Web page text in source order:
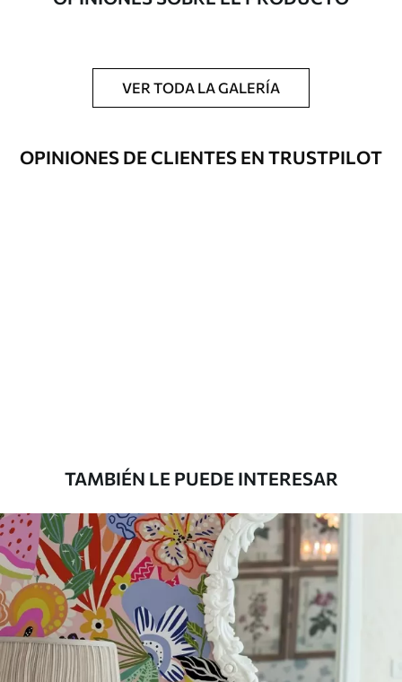
artículo
Impreso bajo pedido y entregado en
rollos de hasta 50 cm de ancho.
Opciones
adicionales
Disponible con recubrimiento de barniz
y/o adhesivo para empapelar.
20000.00
Premium
45000.00 27000.00$/m²
Vinilo Premium
49500.0029700.00$/m²
VER TODA LA GALERÍA
OPINIONES DE CLIENTES EN TRUSTPILOT
TAMBIÉN LE PUEDE INTERESAR